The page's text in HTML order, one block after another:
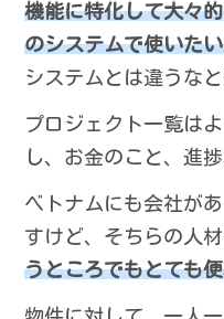
機能に特化して大々
のシステムで使いた
システムとは違うな
プロジェクト一覧は
し、お金のこと、進
ベトナムにも会社が
すけど、そちらの人
うところでもとても